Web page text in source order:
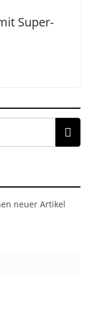
Super-
neuer Artikel